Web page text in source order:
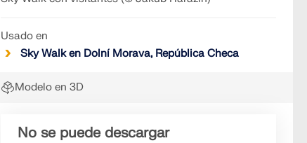
Usado en
Sky Walk en Dolní Morava, República Checa
Modelo en 3D
No se puede descargar